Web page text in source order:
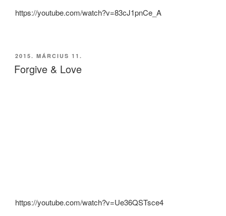
https://youtube.com/watch?v=83cJ1pnCe_A
BEKÜLDVE:
2015. MÁRCIUS 11.
Forgive & Love
https://youtube.com/watch?v=Ue36QSTsce4